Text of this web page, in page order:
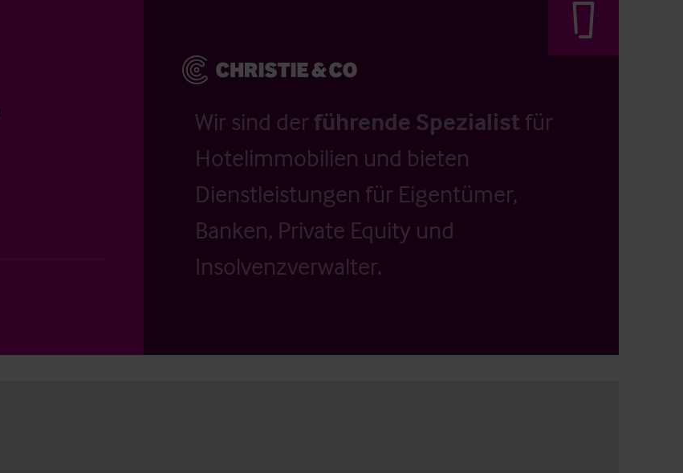
Wir sind der führende Spezialistfür
Hotelimmobilien und bieten
Dienstleistungen für Eigentümer,
Banken, Private Equity und
Insolvenzverwalter.